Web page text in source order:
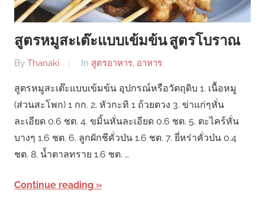
สูตรหมูสะเต๊ะแบบเข้มข้น สูตรโบราณ
By Thanaki In สูตรอาหาร, อาหาร
สูตรหมูสะเต๊ะแบบเข้มข้น อุปกรณ์หรือวัตถุดิบ 1. เนื้อหมู
(ส่วนสะโพก) 1 กก. 2. หัวกะทิ 1 ถ้วยตวง 3. ข่าแก่ๆหั่น
ละเอียด 0.6 ชต. 4. ขมิ้นหั่นละเอียด 0.6 ชต. 5. ตะไคร้หั่น
บางๆ 1.6 ชต. 6. ลูกผักชีคั่วป่น 1.6 ชต. 7. ยี่หร่าคั่วป่น 0.4
ชต. 8. น้ำตาลทราย 1.6 ชต. …
Continue reading